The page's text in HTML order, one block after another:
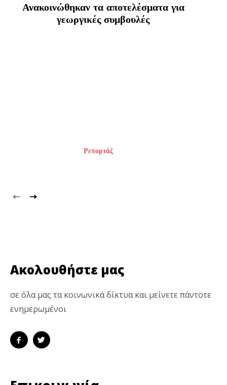
Ανακοινώθηκαν τα αποτελέσματα για
γεωργικές συμβουλές
Ρεπορτάζ
Ακολουθήστε μας
σε όλα μας τα κοινωνικά δίκτυα και μείνετε πάντοτε
ενημερωμένοι